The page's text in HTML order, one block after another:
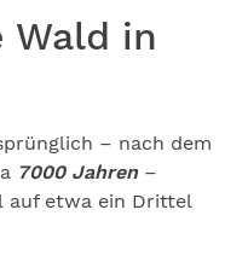
Wald in
– nach dem
7000 Jahren –
auf etwa ein Drittel